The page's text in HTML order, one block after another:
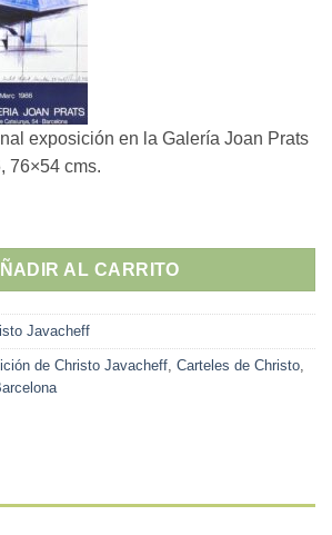
exposición en la Galería Joan Prats
76×54 cms.
en curs" cartel original
AL CARRITO
Javacheff
de Christo Javacheff, Carteles de Christo,